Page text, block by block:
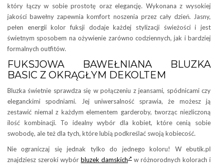
który łączy w sobie prostotę oraz elegancję. Wykonana z wysokiej
jakości bawełny zapewnia komfort noszenia przez cały dzień. Jasny,
pełen energii kolor fuksji dodaje każdej stylizacji świeżości i jest
świetnym sposobem na ożywienie zarówno codziennych, jak i bardziej
formalnych outfitów.
FUKSJOWA BAWEŁNIANA BLUZKA
BASIC Z OKRĄGŁYM DEKOLTEM
Bluzka świetnie sprawdza się w połączeniu z jeansami, spódnicami czy
eleganckimi spodniami. Jej uniwersalność sprawia, że możesz ją
zestawić niemal z każdym elementem garderoby, tworząc niezliczoną
ilość kombinacji. To idealny wybór dla kobiet, które cenią sobie
swobodę, ale też dla tych, które lubią podkreślać swoją kobiecość.
Nie ograniczaj się jednak tylko do jednego koloru! W ebutik.pl
znajdziesz szeroki wybór bluzek damskich
w różnorodnych kolorach i